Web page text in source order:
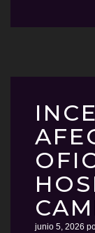
junio 5, 2026